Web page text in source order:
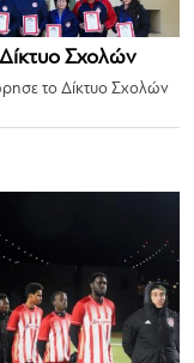
Σχολών
το Δίκτυο Σχολών